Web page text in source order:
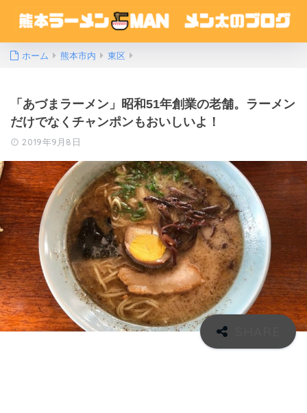
ホーム 熊本市内 東区
「あづまラーメン」昭和51年創業の老舗。ラーメン
だけでなくチャンポンもおいしいよ！
2019年9月8日